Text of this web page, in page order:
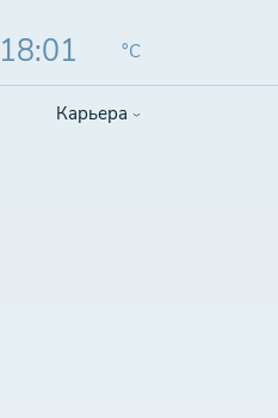
18:01 °C
Карьера